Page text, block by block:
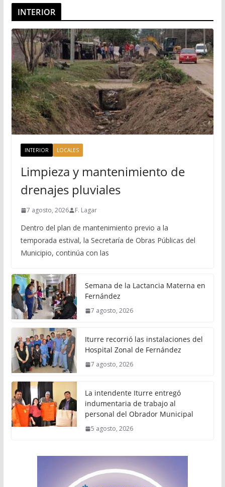
INTERIOR
INTERIOR LOCALES
Limpieza y mantenimiento de
drenajes pluviales
7 agosto, 2026 F. Lagar
Dentro del plan de mantenimiento previo a la
temporada estival, la Secretaría de Obras Públicas del
Municipio, continúa con las
Semana de la Lactancia Materna en
Fernández
7 agosto, 2026
Iturre recorrió las instalaciones del
Hospital Zonal de Fernández
7 agosto, 2026
La intendente Iturre entregó
indumentaria de trabajo al
personal del Obrador Municipal
5 agosto, 2026